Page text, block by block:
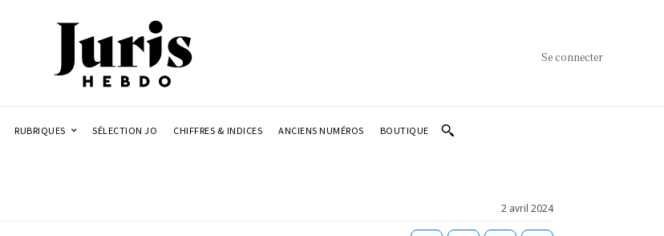
Se connecter
RUBRIQUES SÉLECTION JO CHIFFRES & INDICES ANCIENS NUMÉROS BOUTIQUE
2 avril 2024